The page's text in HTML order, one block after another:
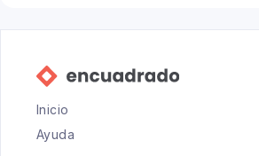
Inicio
Ayuda